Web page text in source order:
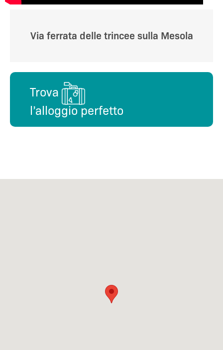
Via ferrata delle trincee sulla Mesola
Trova
l’alloggio perfetto